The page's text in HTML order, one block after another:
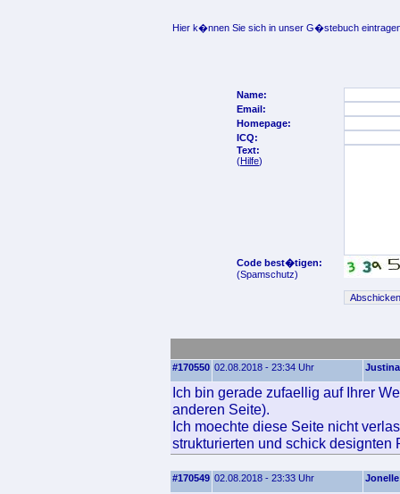
Hier k�nnen Sie sich in unser G�stebuch
Name:
Email:
Homepage:
ICQ:
Text:
(Hilfe)
Code best�tigen:
(Spamschutz)
#170550 02.08.2018 - 23:34 Uhr Justina
Ich bin gerade zufaellig auf Ihrer
anderen Seite).
Ich moechte diese Seite nicht
strukturierten und schick designten
#170549 02.08.2018 - 23:33 Uhr Jonelle